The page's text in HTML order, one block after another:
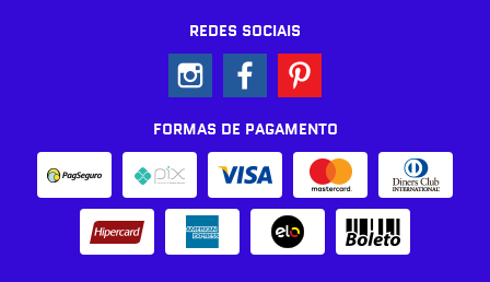
REDES SOCIAIS
FORMAS DE PAGAMENTO